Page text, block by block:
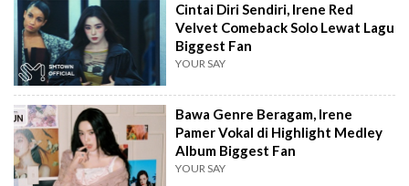
Cintai Diri Sendiri, Irene Red
Velvet Comeback Solo Lewat Lagu
Biggest Fan
YOUR SAY
Bawa Genre Beragam, Irene
Pamer Vokal di Highlight Medley
Album Biggest Fan
YOUR SAY